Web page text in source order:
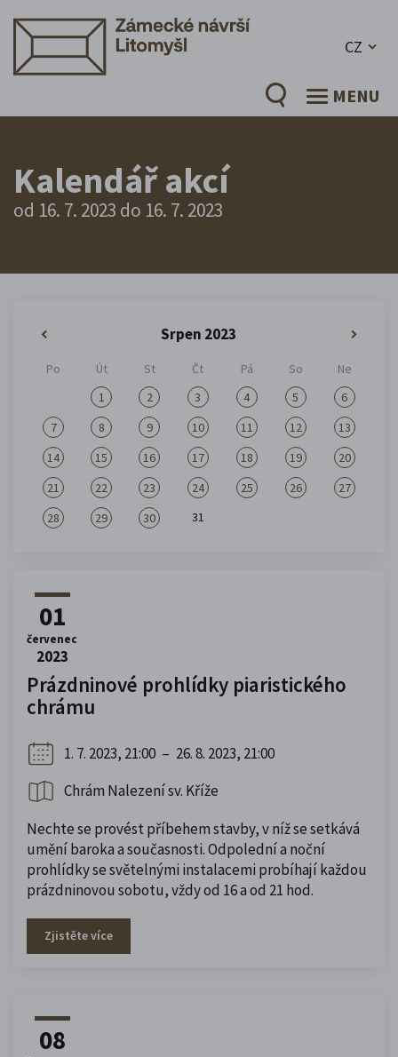
CZ
MENU
Kalendář akcí
od 16. 7. 2023 do 16. 7. 2023
Srpen 2023
Po Út St Čt Pá So
Ne
1
2 3 4 5
6
7
8 9 10 11 12
13
14
15 16 17 18 19
20
21
22 23 24 25 26
27
28
29 30 31
01
červenec
2023
Prázdninové prohlídky piaristického
chrámu
1. 7. 2023, 21:00 – 26. 8. 2023, 21:00
Chrám Nalezení sv. Kříže
Nechte se provést příbehem stavby, v níž se setkává
umění baroka a současnosti. Odpolední a noční
prohlídky se světelnými instalacemi probíhají každou
prázdninovou sobotu, vždy od 16 a od 21 hod.
Zjistěte více
08